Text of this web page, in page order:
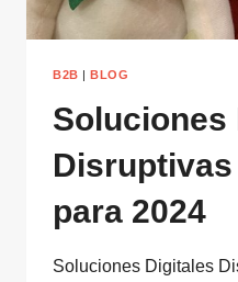
B2B |BLOG
Soluciones
Disruptivas
para 2024
Soluciones Digitales